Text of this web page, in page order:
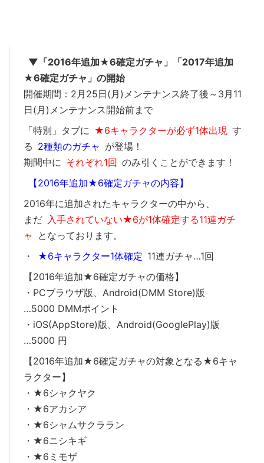
▼「2016年追加★6確定ガチャ」「2017年追加
★6確定ガチャ」の開始
開催期間：2月25日(月)メンテナンス終了後～3月11
日(月)メンテナンス開始前まで
「特別」タブに ★6キャラクターが必ず1体出現 す
る 2種類のガチャ が登場！
期間中に それぞれ1回 のみ引くことができます！
【2016年追加★6確定ガチャの内容】
2016年に追加されたキャラクターの中から、
まだ 入手されていない★6が1体確定する11連ガチ
ャ となっております。
・
★6キャラクター1体確定 11連ガチャ…1回
【2016年追加★6確定ガチャの価格】
・PCブラウザ版、Android(DMM Store)版
…5000 DMMポイント
・iOS(AppStore)版、Android(GooglePlay)版
…5000 円
【2016年追加★6確定ガチャの対象となる★6キャ
ラクター】
・★6シャクヤク
・★6アカシア
・★6シャムサクララン
・★6ニシキギ
・★6ミモザ